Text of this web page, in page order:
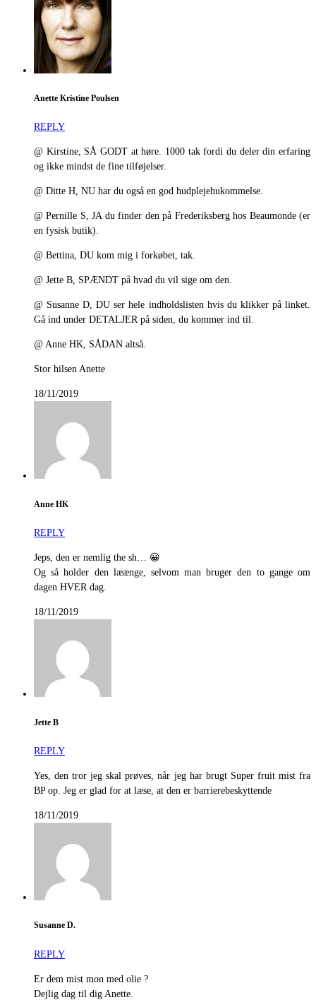
Anette Kristine Poulsen
REPLY
@ Kirstine, SÅ GODT at høre. 1000 tak fordi du deler din erfaring
og ikke mindst de fine tilføjelser.
@ Ditte H, NU har du også en god hudplejehukommelse.
@ Pernille S, JA du finder den på Frederiksberg hos Beaumonde (er
en fysisk butik).
@ Bettina, DU kom mig i forkøbet, tak.
@ Jette B, SPÆNDT på hvad du vil sige om den.
@ Susanne D, DU ser hele indholdslisten hvis du klikker på linket.
Gå ind under DETALJER på siden, du kommer ind til.
@ Anne HK, SÅDAN altså.
Stor hilsen Anette
18/11/2019
Anne HK
REPLY
Jeps, den er nemlig the sh… 😀
Og så holder den læænge, selvom man bruger den to gange om
dagen HVER dag.
18/11/2019
Jette B
REPLY
Yes, den tror jeg skal prøves, når jeg har brugt Super fruit mist fra
BP op. Jeg er glad for at læse, at den er barrierebeskyttende
18/11/2019
Susanne D.
REPLY
Er dem mist mon med olie ?
Dejlig dag til dig Anette.